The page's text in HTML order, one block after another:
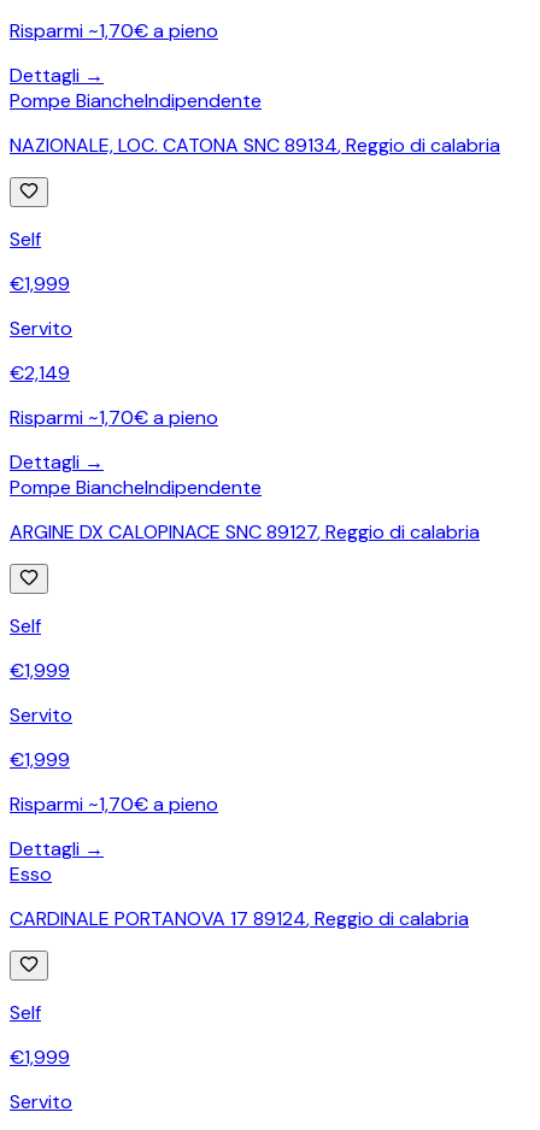
Risparmi ~1,70€ a pieno
Dettagli →
Pompe BiancheIndipendente
NAZIONALE, LOC. CATONA SNC 89134,Reggio di calabria
Self
€1,999
Servito
€2,149
Risparmi ~1,70€ a pieno
Dettagli →
Pompe BiancheIndipendente
ARGINE DX CALOPINACE SNC 89127,Reggio di calabria
Self
€1,999
Servito
€1,999
Risparmi ~1,70€ a pieno
Dettagli →
Esso
CARDINALE PORTANOVA 17 89124,Reggio di calabria
Self
€1,999
Servito